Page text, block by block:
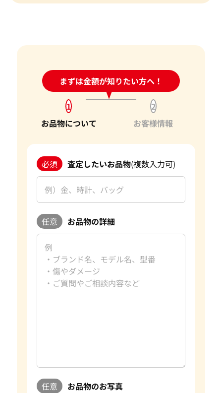
まずは金額が知りたい方へ！
24時間受付中!問い合わせフォーム
1
お品物について
2
お客様情報
必須 査定したいお品物(複数入力可)
任意 お品物の詳細
任意 お品物のお写真